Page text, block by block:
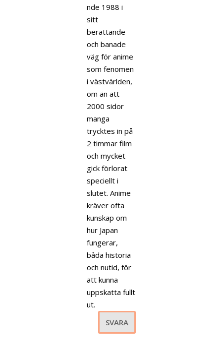
nde 1988 i
sitt
berättande
och banade
väg för anime
som fenomen
i västvärlden,
om än att
2000 sidor
manga
trycktes in på
2 timmar film
och mycket
gick förlorat
speciellt i
slutet. Anime
kräver ofta
kunskap om
hur Japan
fungerar,
båda historia
och nutid, för
att kunna
uppskatta fullt
ut.
SVARA